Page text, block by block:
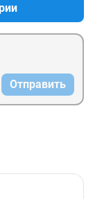
Отправить